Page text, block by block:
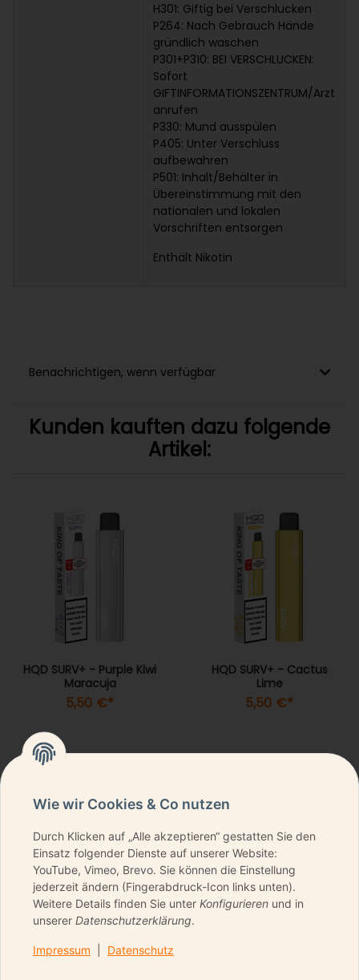
H301: Giftig bei Verschlucken
P264: Nach Gebrauch Hände
gründlich waschen
P301+P310: BEI VERSCHLUCKEN:
Sofort
GIFTINFORMATIONSZENTRUM/Arzt
anrufen
P330: Mund ausspülen
P405: Unter Verschluss
aufbewahren
P501: Inhalt/Behälter in
Übereinstimmung mit den
nationalen und lokalen
Vorschriften entsorgen
Enthält Nikotin
Benachrichtigen, wenn verfügbar
Kunden kauften dazu folgende
Artikel:
HQD SURV+ - Purple Kiwi
Maracuja
5,50 €*
HQD SURV+ - Cactus
Lime
5,50 €*
NEWSLETTER ABONNIEREN & KEINE DEALS
VERPASSEN
Wie wir Cookies & Co nutzen
Durch Klicken auf „Alle akzeptieren“ gestatten Sie den
Einsatz folgender Dienste auf unserer Website:
YouTube, Vimeo, Brevo. Sie können die Einstellung
jederzeit ändern (Fingerabdruck-Icon links unten).
Weitere Details finden Sie unter Konfigurieren und in
unserer Datenschutzerklärung.
Impressum Datenschutz